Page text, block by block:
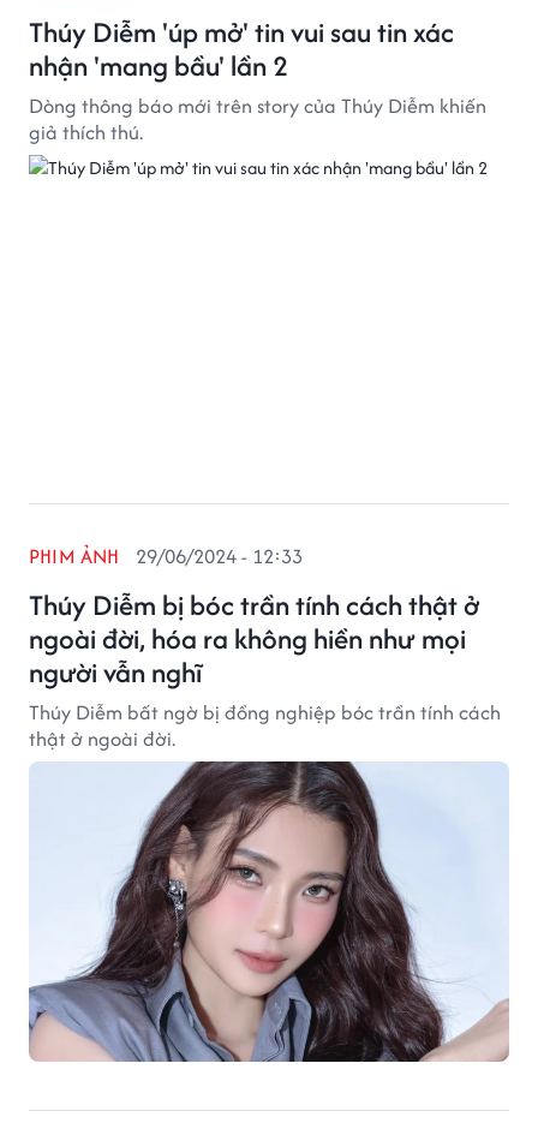
Thúy Diễm 'úp mở' tin vui sau tin xác
nhận 'mang bầu' lần 2
Dòng thông báo mới trên story của Thúy Diễm khiến
giả thích thú.
Thúy Diễm bị bóc trần tính cách thật ở
ngoài đời, hóa ra không hiền như mọi
người vẫn nghĩ
PHIM ẢNH 29/06/2024 - 12:33
Thúy Diễm bất ngờ bị đồng nghiệp bóc trần tính cách
thật ở ngoài đời.